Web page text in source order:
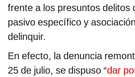
frente a los presuntos delitos
pasivo específico y
delinquir.
En efecto, la denuncia
25 de julio, se dispuso “dar